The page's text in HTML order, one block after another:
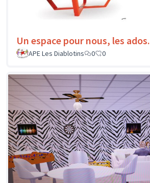
Un espace pour nous, les ados.
APE Les Diablotins
0 0